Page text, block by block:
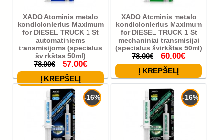
XADO Atominis metalo
kondicionierius Maximum
for DIESEL TRUCK 1 St
automatiniems
transmisijoms (specialus
švirkštas 50ml)
78.00€ 57.00€
XADO Atominis metalo
kondicionierius Maximum
for DIESEL TRUCK 1 St
mechaniniai transmisijai
(specialus švirkštas 50ml)
78.00€ 60.00€
-16% -16%